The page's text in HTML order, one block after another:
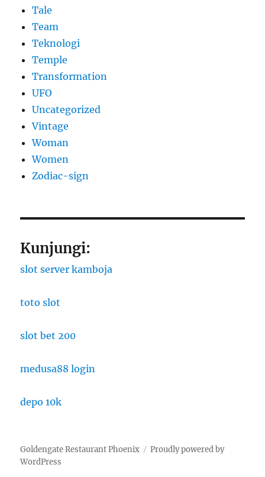
Tale
Team
Teknologi
Temple
Transformation
UFO
Uncategorized
Vintage
Woman
Women
Zodiac-sign
Kunjungi:
slot server kamboja
toto slot
slot bet 200
medusa88 login
depo 10k
Goldengate Restaurant Phoenix
Proudly powered by
WordPress